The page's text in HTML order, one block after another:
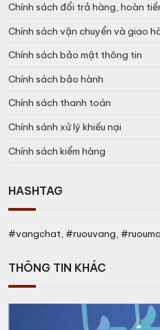
Chính sách đổi trả hàng, hoàn
Chính sách vận chuyển và giao
Chính sách bảo mật thông tin
Chính sách bảo hành
Chính sách thanh toán
Chính sánh xử lý khiếu nại
Chính sách kiểm hàng
HASHTAG
#vangchat, #ruouvang,
THÔNG TIN KHÁC